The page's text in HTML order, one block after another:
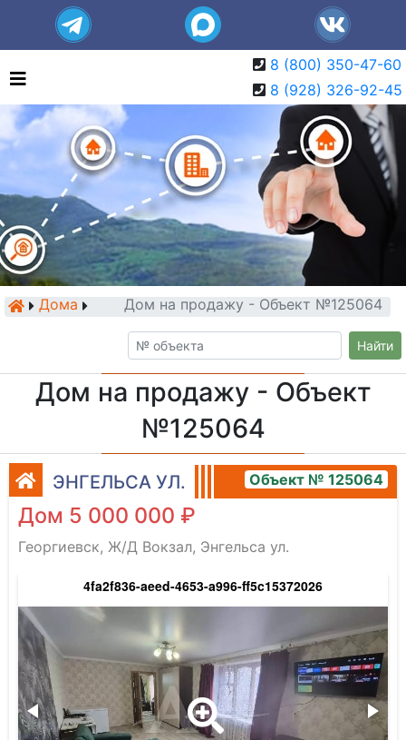
8 (800) 350-47-60
8 (928) 326-92-45
Дома Дом на продажу - Объект №125064
Найти
Дом на продажу - Объект
№125064
ЭНГЕЛЬСА УЛ. Объект № 125064
Дом 5 000 000 ₽
Георгиевск, Ж/Д Вокзал, Энгельса ул.
4fa2f836-aeed-4653-a996-ff5c15372026